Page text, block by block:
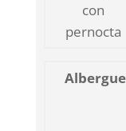
con
pernocta